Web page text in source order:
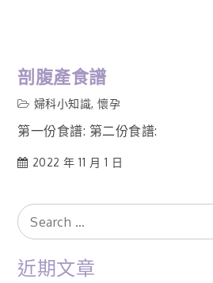
剖腹產食譜
婦科小知識,懷孕
第一份食譜: 第二份食譜:
2022 年 11 月 1 日
Search
for:
近期文章